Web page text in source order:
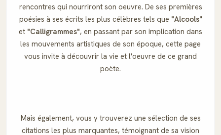
rencontres qui nourriront son oeuvre. De ses premières
poésies à ses écrits les plus célèbres tels que "Alcools"
et "Calligrammes", en passant par son implication dans
les mouvements artistiques de son époque, cette page
vous invite à découvrir la vie et l'oeuvre de ce grand
poète.
Mais également, vous y trouverez une sélection de ses
citations les plus marquantes, témoignant de sa vision